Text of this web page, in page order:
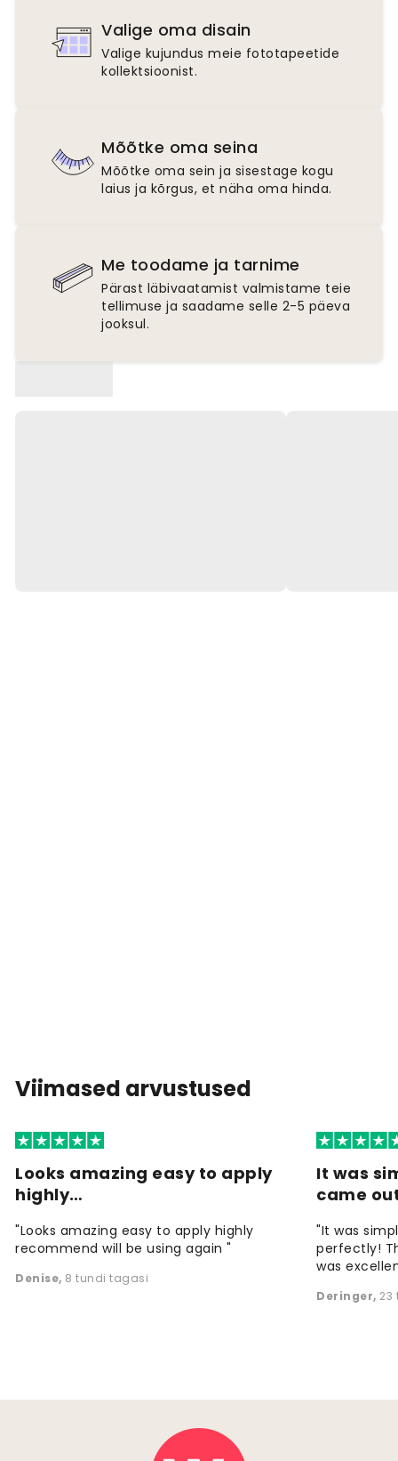
Valige oma disain
Valige kujundus meie fototapeetide
kollektsioonist.
Mõõtke oma seina
Mõõtke oma sein ja sisestage kogu
laius ja kõrgus, et näha oma hinda.
Me toodame ja tarnime
Pärast läbivaatamist valmistame teie
tellimuse ja saadame selle 2-5 päeva
jooksul.
Viimased arvustused
Looks amazing easy to apply
highly…
"Looks amazing easy to apply highly
recommend will be using again "
Denise, 8 tundi tagasi
It was
came
"It was
perfectly!
was
Deringer, 23